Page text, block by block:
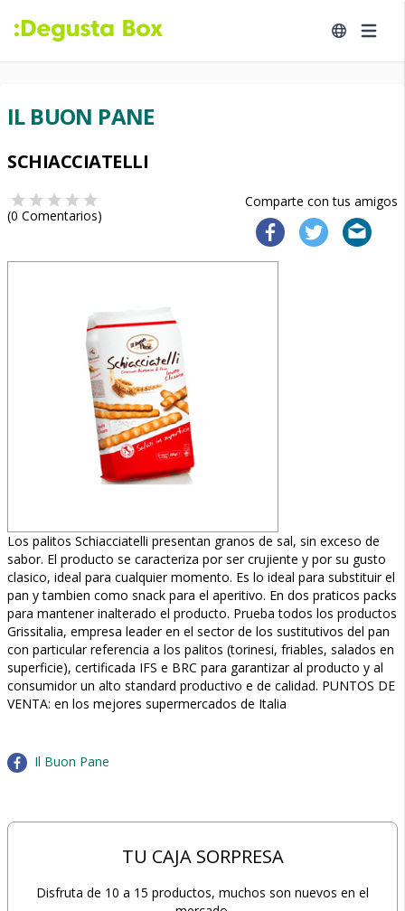
IL BUON PANE
SCHIACCIATELLI
Comparte con tus amigos
(0 Comentarios)
Los palitos Schiacciatelli presentan granos de sal, sin exceso de
sabor. El producto se caracteriza por ser crujiente y por su gusto
clasico, ideal para cualquier momento. Es lo ideal para substituir el
pan y tambien como snack para el aperitivo. En dos praticos packs
para mantener inalterado el producto. Prueba todos los productos
Grissitalia, empresa leader en el sector de los sustitutivos del pan
con particular referencia a los palitos (torinesi, friables, salados en
superficie), certificada IFS e BRC para garantizar al producto y al
consumidor un alto standard productivo e de calidad. PUNTOS DE
VENTA: en los mejores supermercados de Italia
Il Buon Pane
TU CAJA SORPRESA
Disfruta de 10 a 15 productos, muchos son nuevos en el